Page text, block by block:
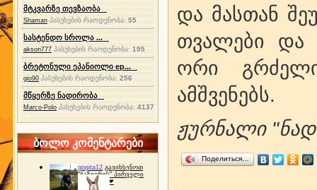
მტკვარზე თევზაობა
Shaman პასუხების რაოდენობა:55
სასტენდო სროლა ...
akson777 პასუხების რაოდენობა:195
ბრეტონული ეპანიოლი ep...
gio90 პასუხების რაოდენობა:256
მწყერზე ნადირობა
Marco-Polo პასუხების რაოდენობა:4137
ბოლო კომენტარები
gogita12 გავიხსენოთ
"ბაზიერის" პირველი
ტურნირი ❤
და მასთან
თვალები და
ორი
ამშვენებს.
ჟურნალი
Поделиться…